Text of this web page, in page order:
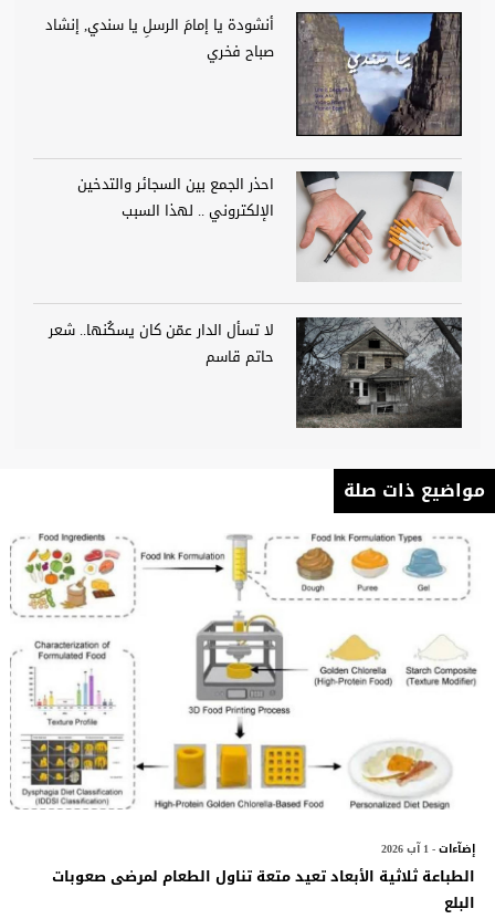
أنشودة يا إمامَ الرسلِ يا سندي, إنشاد
صباح فخري
احذر الجمع بين السجائر والتدخين
الإلكتروني .. لهذا السبب
لا تسأل الدار عمّن كان يسكُنها.. شعر
حاتم قاسم
مواضيع ذات صلة
إضآءات- 1 آب 2026
الطباعة ثلاثية الأبعاد تعيد متعة تناول الطعام لمرضى صعوبات
البلع